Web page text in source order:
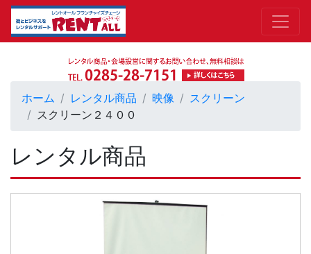
ホーム レンタル商品 映像
スクリーン
スクリーン２４００
レンタル商品